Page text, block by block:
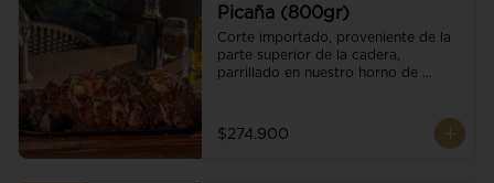
Picaña (800gr)
Corte importado, proveniente de la
parte superior de la cadera,
parrillado en nuestro horno de
Acompañado de salsa criolla de la
casa.
$274.900